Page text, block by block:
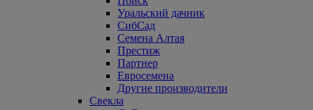
Уральский дачник
СибСад
Семена Алтая
Престиж
Партнер
Евросемена
Другие производители
Свекла